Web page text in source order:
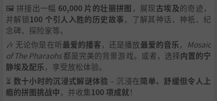
🖼️ 拼接出一幅 60,000 片的壮丽拼图 ，展现古埃及的奇迹，
并解锁100 个引人入胜的历史故事，了解其神话、神祇、纪
念碑、探险家等。
🎶 无论你是在听最爱的播客，还是播放最爱的音乐， Mosaic
of The Pharaohs都是完美的背景游戏。或者，选择内置的宁
静埃及配乐，享受放松体验。
⏳ 数十小时的沉浸式解谜体验 – 沉浸在简单、舒缓但令人上
瘾的拼图挑战中 ，并收集100 项成就！